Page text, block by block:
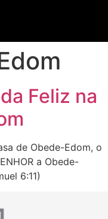
Feliz na
de Obede-Edom, o
a Obede-
6:11)